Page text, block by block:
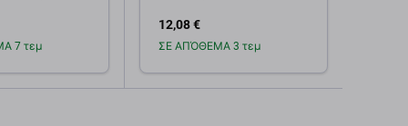
7 τεμ
12,08 €
ΣΕ ΑΠΌΘΕΜΑ 3 τεμ